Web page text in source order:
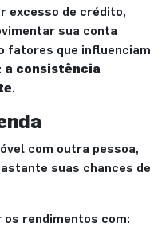
excesso de crédito,
sua conta
fatores que influenciam
a consistência
.
com outra pessoa,
suas chances de
rendimentos com: